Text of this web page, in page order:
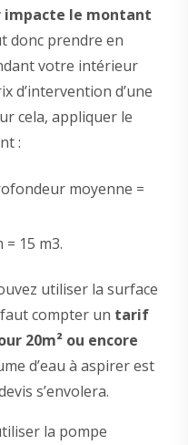
impacte le montant
donc prendre en
votre intérieur
d’intervention d’une
cela, appliquer le
:
moyenne =
= 15 m3.
utiliser la surface
compter un tarif
20m² ou encore
d’eau à aspirer est
s’envolera.
la pompe